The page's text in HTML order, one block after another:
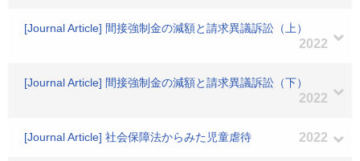
[Journal Article] 間接強制金の減額と請求異議訴訟（上）
2022
[Journal Article] 間接強制金の減額と請求異議訴訟（下）
2022
[Journal Article] 社会保障法からみた児童虐待 2022